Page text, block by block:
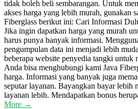
tidak boleh beli sembarangan. Untuk
akses harga yang lebih murah, gunakan
Fiberglass berikut ini: Cari Informasi
Jika ingin dapatkan harga yang murah
harus punya banyak informasi.
pengumpulan data ini menjadi lebih
beberapa website penyedia tangki untuk
Anda bisa menghubungi kami Java
harga. Informasi yang banyak juga
seputar layanan. Bayangkan bayar lebih
layanan lebih. Mendapatkan bonus
More →